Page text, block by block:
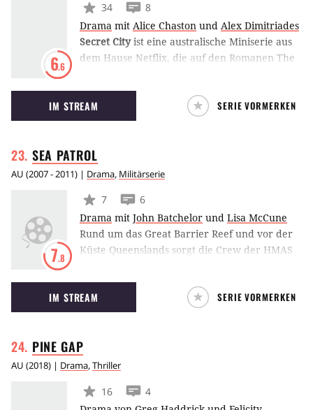
6.6
34
8
Drama mit Alice Chaston und Alex Dimitriades
Secret Cityist eine australische Miniserie aus
dem Hause Netflix, die auf den Romanen The
basiert. Beide Werke stammen aus der Feder
von Chris Uhlmann und Steve Lewis.
IM STREAM SERIE VORMERKEN
SEA PATROL
AU (2007 - 2011) | Drama, Militärserie
7.8
7
6
Drama mit John Batchelor und Lisa McCune
Rund um das Great Barrier Reef und vor der
Küste Queenslands sorgt die Crew der HMAS
den alltäglichen offiziellen Pflichten auf dem
Patrouillenschiff der australischen Marine
erlebt die Crew in jeder Episode stets neue
beispielsweise Drogenschmugglern, illegalen
Immigranten und Piraten hinterher. Aber
Korruption oder illegale Ernten wertvoller
IM STREAM SERIE VORMERKEN
PINEGAP
AU (2018) | Drama,Thriller
16
4